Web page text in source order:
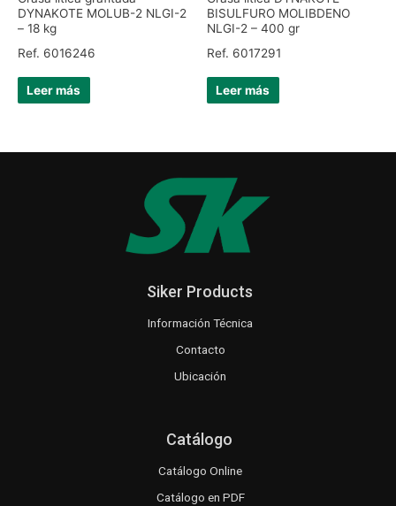
DYNAKOTE MOLUB-2 NLGI-2
– 18 kg
Ref. 6016246
Leer más
BISULFURO MOLIBDENO
NLGI-2 – 400 gr
Ref. 6017291
Leer más
Siker Products
Información Técnica
Contacto
Ubicación
Catálogo
Catálogo Online
Catálogo en PDF